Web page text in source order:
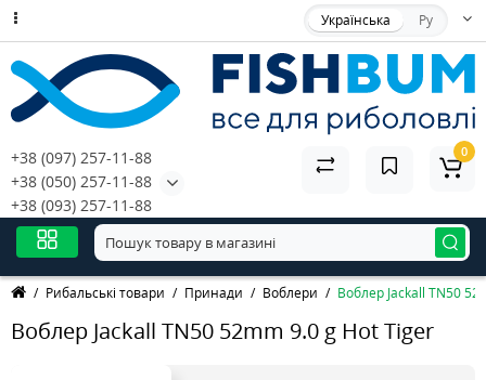
Українська Ру
+38 (097) 257-11-88
+38 (050) 257-11-88
+38 (093) 257-11-88
0
Рибальські товари Принади Воблери Воблер Jackall TN50
Воблер Jackall TN50 52mm 9.0 g Hot Tiger